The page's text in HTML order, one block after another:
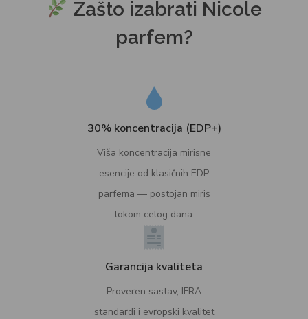
Zašto izabrati Nicole
parfem?
30% koncentracija (EDP+)
Viša koncentracija mirisne
esencije od klasičnih EDP
parfema — postojan miris
tokom celog dana.
Garancija kvaliteta
Proveren sastav, IFRA
standardi i evropski kvalitet